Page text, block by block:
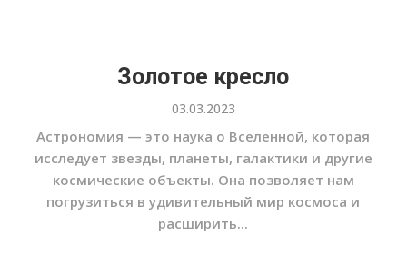
Золотое кресло
03.03.2023
Астрономия — это наука о Вселенной, которая
исследует звезды, планеты, галактики и другие
космические объекты. Она позволяет нам
погрузиться в удивительный мир космоса и
расширить...